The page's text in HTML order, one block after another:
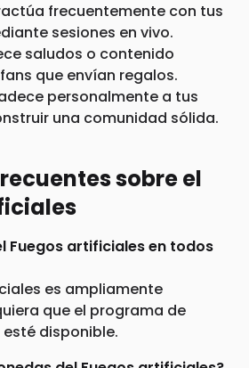
frecuentemente con tus
sesiones en vivo.
saludos o contenido
que envían regalos.
personalmente a tus
una comunidad sólida.
sobre el
Fuegos artificiales en todos
es ampliamente
que el programa de
disponible.